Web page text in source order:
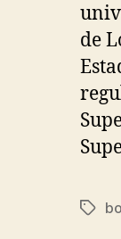
de
Tags